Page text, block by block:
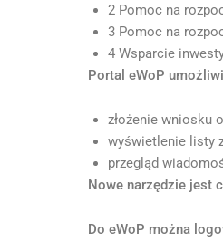
2 Pomoc na
3 Pomoc na
4 Wsparcie
Portal eWoP
złożenie wniosku
wyświetlenie listy
przegląd
Nowe narzędzie jest
Do eWoP można